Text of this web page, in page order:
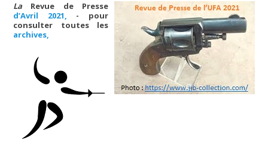
La Revue de Presse
d’Avril 2021, - pour
consulter toutes les
archives,